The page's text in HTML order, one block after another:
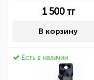
1 500тг
В корзину
Есть в наличии